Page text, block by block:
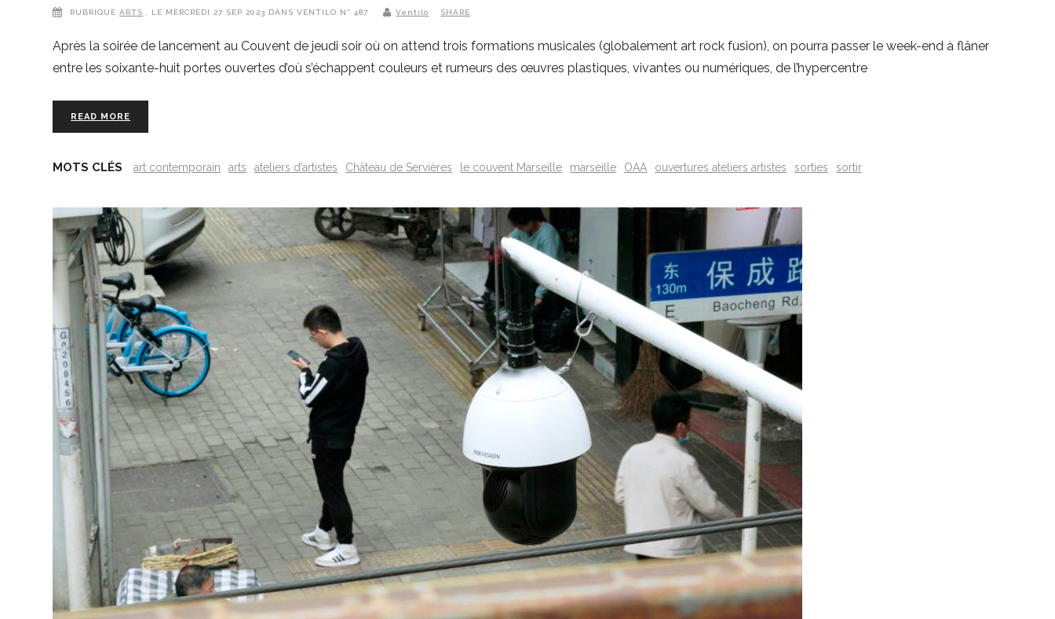
RUBRIQUE ARTS , LE MERCREDI 27 SEP 2023 DANS VENTILO N° 487 Ventilo SHARE
Après la soirée de lancement au Couvent de jeudi soir où on attend trois formations musicales (globalement art rock fusion), on pourra passer le week-end à flâner
entre les soixante-huit portes ouvertes d’où s’échappent couleurs et rumeurs des œuvres plastiques, vivantes ou numériques, de l’hypercentre
READ MORE
MOTS CLÉS art contemporain arts ateliers d’artistes Château de Servières le couvent Marseille marseille OAA ouvertures ateliers artistes sorties sortir